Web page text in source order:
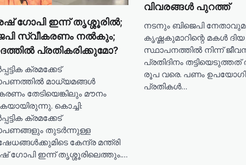
ഗോപി ഇന്ന് തൃശ്ശൂരില്‍;
സ്വീകരണം നല്‍കും;
പ്രതികരിക്കുമോ?
ക്രമക്കേട്
മാധ്യമങ്ങള്‍
തേടിയെങ്കിലും മൗനം
കൊച്ചി:
ക്രമക്കേട്
തുടർന്നുള്ള
കേന്ദ്ര മന്ത്രി
ഗോപി ഇന്ന് തൃശ്ശൂരിലെത്തും.…
വിവരങ്ങൾ പുറത്ത്
നടനും ബിജെപി
കൃഷ്ണകുമാറിന്റെ മകൾ
സ്ഥാപനത്തിൽ നിന്ന്
പ്രതിദിനം തട്ടിയെടുത്തത്
രൂപ വരെ. പണം
പ്രതികൾ…